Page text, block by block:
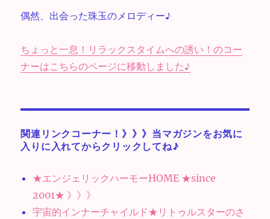
偶然、出会った珠玉のメロディー♪
ちょっと一息！リラックスタイムへの誘い！のコー
ナーはこちらのページに移動しました♪
関連リンクコーナー！》》》当マガジンをお気に
入りに入れてからクリックしてね♪
★エンジェリックハーモーHOME ★since
2001★ 》》》
宇宙的インナーチャイルド★リトゥルスターのさ